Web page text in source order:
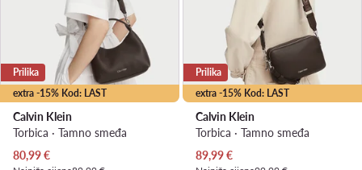
extra -15% Kod: LAST
Prilika
Calvin Klein
Torbica · Tamno smeđa
Trenutna cijena
80,99€
extra -15% Kod: LAST
Prilika
Calvin Klein
Torbica · Tamno smeđa
Trenutna cijena
89,99€